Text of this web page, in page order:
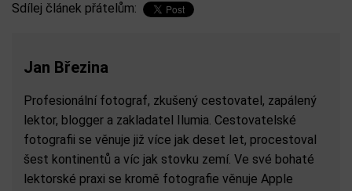
Sdílej článek přátelům:
Jan Březina
Profesionální fotograf, zkušený cestovatel, zapálený
lektor, blogger a zakladatel Ilumia. Cestovatelské
fotografii se věnuje již více jak deset let, procestoval
šest kontinentů a víc jak stovku zemí. Ve své bohaté
lektorské praxi se kromě fotografie věnuje Apple